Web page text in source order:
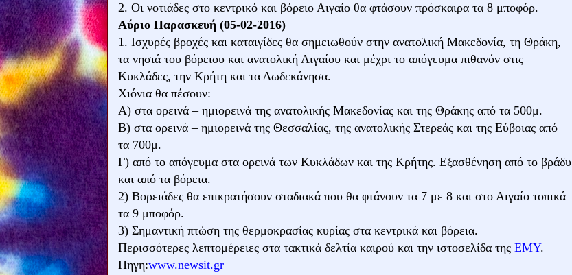
2. Οι νοτιάδες στο κεντρικό και βόρειο Αιγαίο θα φτάσουν πρόσκαιρα τα 8 μποφόρ.
Αύριο Παρασκευή (05-02-2016)
1. Ισχυρές βροχές και καταιγίδες θα σημειωθούν στην ανατολική Μακεδονία, τη Θράκη,
τα νησιά του βόρειου και ανατολική Αιγαίου και μέχρι το απόγευμα πιθανόν στις
Κυκλάδες, την Κρήτη και τα Δωδεκάνησα.
Χιόνια θα πέσουν:
Α) στα ορεινά – ημιορεινά της ανατολικής Μακεδονίας και της Θράκης από τα 500μ.
Β) στα ορεινά – ημιορεινά της Θεσσαλίας, της ανατολικής Στερεάς και της Εύβοιας από
τα 700μ.
Γ) από το απόγευμα στα ορεινά των Κυκλάδων και της Κρήτης. Εξασθένηση από το βράδυ
και από τα βόρεια.
2) Βορειάδες θα επικρατήσουν σταδιακά που θα φτάνουν τα 7 με 8 και στο Αιγαίο τοπικά
τα 9 μποφόρ.
3) Σημαντική πτώση της θερμοκρασίας κυρίας στα κεντρικά και βόρεια.
Περισσότερες λεπτομέρειες στα τακτικά δελτία καιρού και την ιστοσελίδα της ΕΜΥ.
Πηγη:www.newsit.gr